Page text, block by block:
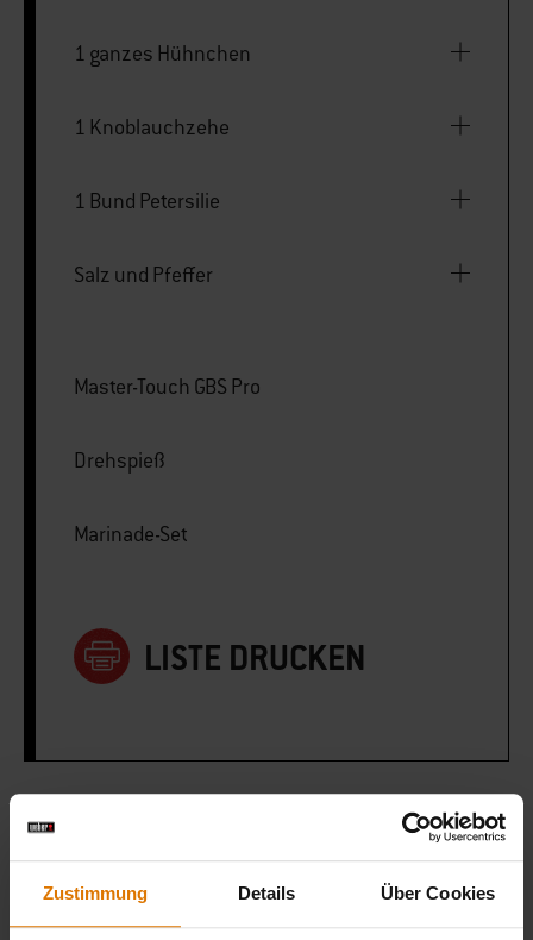
Zustimmung Details Über Cookies
1 ganzes Hühnchen
1 Knoblauchzehe
1 Bund Petersilie
Salz und Pfeffer
Master-Touch GBS Pro
Drehspieß
Marinade-Set
LISTE DRUCKEN
Empfohlenes Zubehör